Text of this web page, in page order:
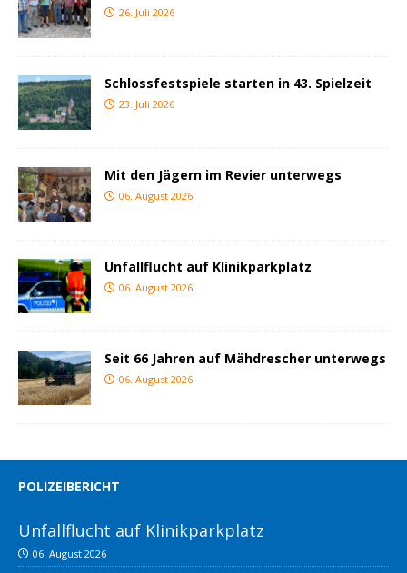
26. Juli 2026
Schlossfestspiele starten in 43. Spielzeit
23. Juli 2026
Mit den Jägern im Revier unterwegs
06. August 2026
Unfallflucht auf Klinikparkplatz
06. August 2026
Seit 66 Jahren auf Mähdrescher unterwegs
06. August 2026
POLIZEIBERICHT
Unfallflucht auf Klinikparkplatz
06. August 2026